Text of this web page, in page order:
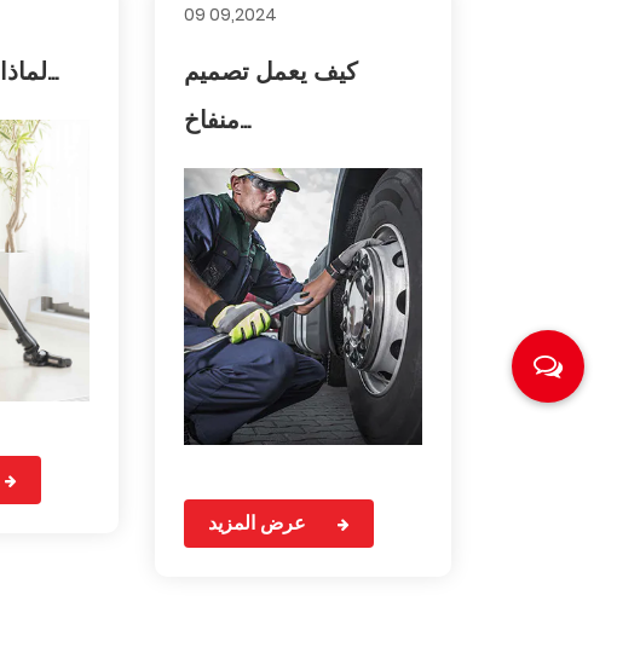
لماذا تختار منفاخ ال...
09 09,2024
كيف يعمل تصميم
منفاخ...